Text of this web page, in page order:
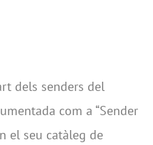
dels senders del
com a “Sender
el seu catàleg de